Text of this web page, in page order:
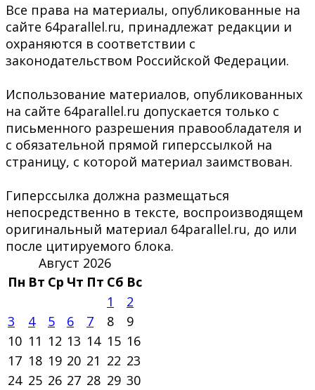
Все права на материалы, опубликованные на
сайте 64parallel.ru, принадлежат редакции и
охраняются в соответствии с
законодательством Российской Федерации.
Использование материалов, опубликованных
на сайте 64parallel.ru допускается только с
письменного разрешения правообладателя и
с обязательной прямой гиперссылкой на
страницу, с которой материал заимствован.
Гиперссылка должна размещаться
непосредственно в тексте, воспроизводящем
оригинальный материал 64parallel.ru, до или
после цитируемого блока.
Август 2026
Пн Вт Ср Чт Пт Сб Вс
1
2
3
4 5 6 7 8
9
10 11 12 13 14 15 16
17 18 19 20 21 22 23
24 25 26 27 28 29 30